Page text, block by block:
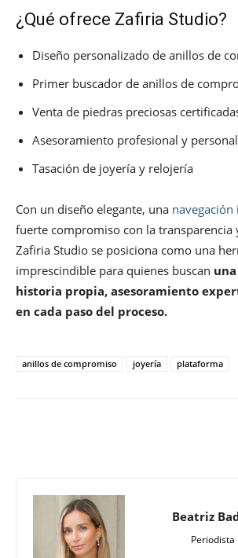
¿Qué ofrece Zafiria Studio?
Diseño personalizado de anillos de
Primer buscador de anillos de
Venta de piedras preciosas
Asesoramiento profesional y
Tasación de joyería y relojería
Con un diseño elegante, una
fuerte compromiso con la transparencia
Zafiria Studio se posiciona como una
imprescindible para quienes buscan
historia propia, asesoramiento
en cada paso del proceso.
anillos de compromiso joyería plataforma
Beatriz
Periodista